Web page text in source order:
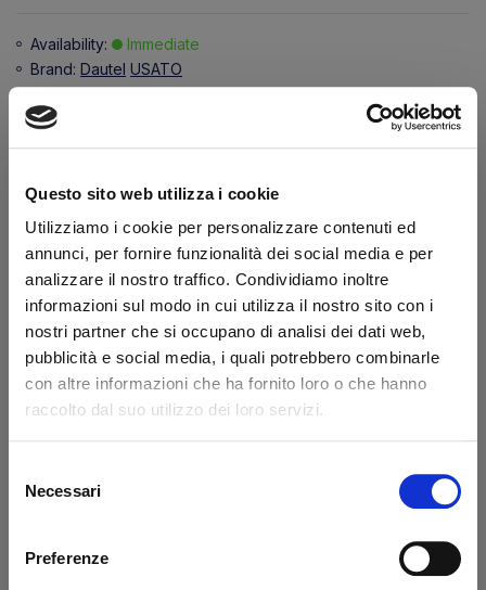
Questo sito web utilizza i cookie
Utilizziamo i cookie per personalizzare contenuti ed
annunci, per fornire funzionalità dei social media e per
analizzare il nostro traffico. Condividiamo inoltre
informazioni sul modo in cui utilizza il nostro sito con i
nostri partner che si occupano di analisi dei dati web,
pubblicità e social media, i quali potrebbero combinarle
con altre informazioni che ha fornito loro o che hanno
raccolto dal suo utilizzo dei loro servizi.
delNecessari
Preferenze
Availability:
Immediate
Brand: Dautel USATO
Secure transaction
Description
Original references Dautel 0077936 and 77936
What they say about us
Excellent
Francesco Monetta